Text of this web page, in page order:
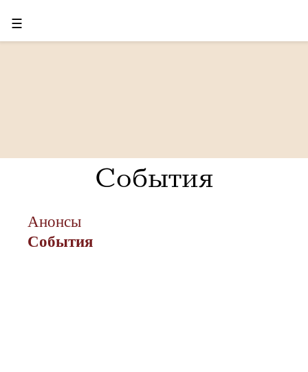
☰
События
Анонсы
События